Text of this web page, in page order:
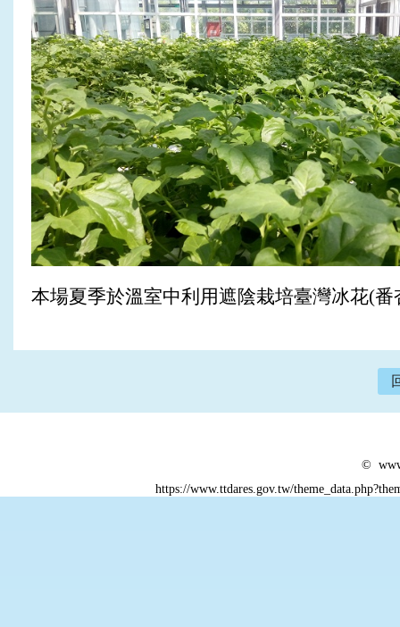
本場夏季於溫室中利用遮陰栽培臺灣冰花(
©
https://www.ttdares.gov.tw/